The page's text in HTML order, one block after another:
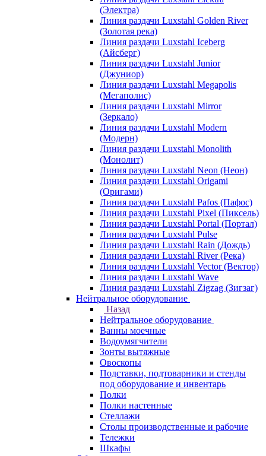
(Электра)
Линия раздачи Luxstahl Golden River
(Золотая река)
Линия раздачи Luxstahl Iceberg
(Айсберг)
Линия раздачи Luxstahl Junior
(Джуниор)
Линия раздачи Luxstahl Megapolis
(Мегаполис)
Линия раздачи Luxstahl Mirror
(Зеркало)
Линия раздачи Luxstahl Modern
(Модерн)
Линия раздачи Luxstahl Monolith
(Монолит)
Линия раздачи Luxstahl Neon (Неон)
Линия раздачи Luxstahl Origami
(Оригами)
Линия раздачи Luxstahl Pafos (Пафос)
Линия раздачи Luxstahl Pixel (Пиксель)
Линия раздачи Luxstahl Portal (Портал)
Линия раздачи Luxstahl Pulse
Линия раздачи Luxstahl Rain (Дождь)
Линия раздачи Luxstahl River (Река)
Линия раздачи Luxstahl Vector (Вектор)
Линия раздачи Luxstahl Wave
Линия раздачи Luxstahl Zigzag (Зигзаг)
Нейтральное оборудование
Назад
Нейтральное оборудование
Ванны моечные
Водоумягчители
Зонты вытяжные
Овоскопы
Подставки, подтоварники и стенды
под оборудование и инвентарь
Полки
Полки настенные
Стеллажи
Столы производственные и рабочие
Тележки
Шкафы